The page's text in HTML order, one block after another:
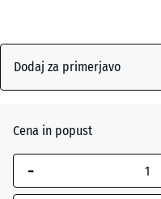
x
250
Izbrana
dimenzija
z modrim
Dodaj za primerjavo
Cena in popust
-